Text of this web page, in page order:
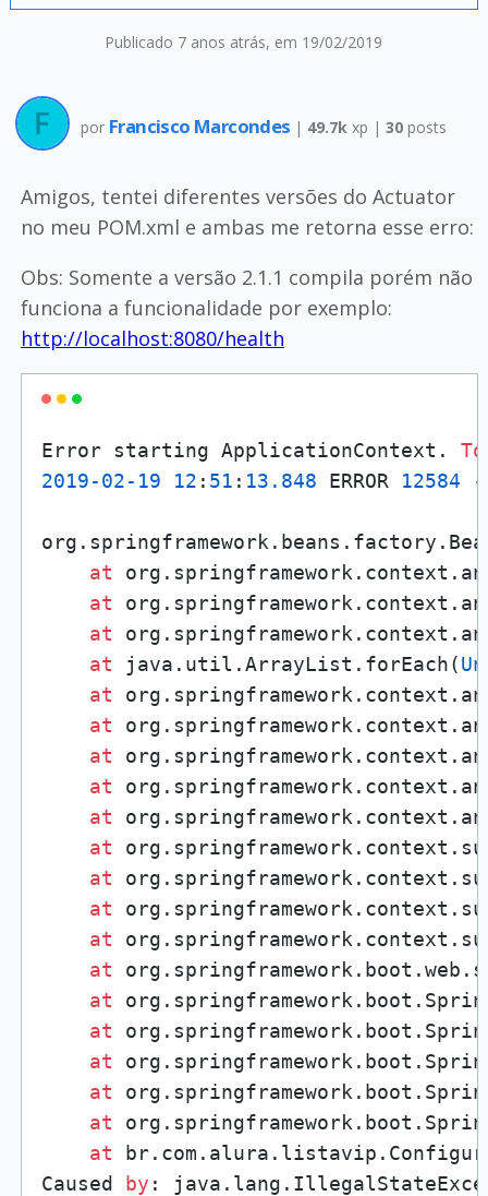
Publicado 7 anos atrás, em 19/02/2019
por Francisco Marcondes | 49.7k xp | 30posts
Amigos, tentei diferentes versões do Actuator
no meu POM.xml e ambas me retorna esse erro:
Obs: Somente a versão 2.1.1 compila porém não
funciona a funcionalidade por exemplo:
http://localhost:8080/health
Error starting ApplicationContext. To
2019-02-19 12 : 51 : 13.848 ERROR 12584
at
at
at
at java.util.ArrayList.forEach(
at
at
at
at
at
at
at
at
at
at
at
at
at
at
at
at
Caused
by :